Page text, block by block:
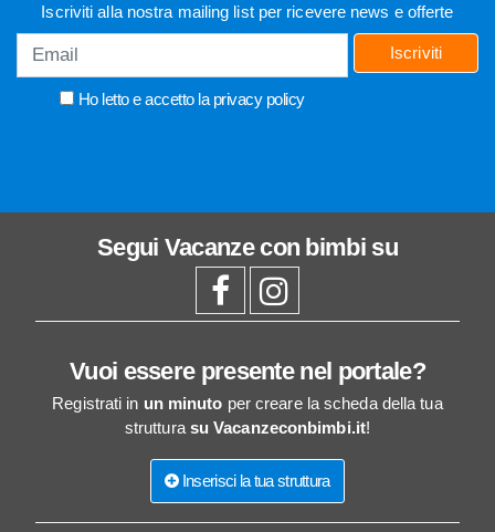
Iscriviti alla nostra mailing list per ricevere news e offerte
Ho letto e accetto la privacy policy
Iscriviti
Segui Vacanze con bimbi su
Vuoi essere presente nel portale?
Registrati in un minuto per creare la scheda della tua
struttura su Vacanzeconbimbi.it!
Inserisci la tua struttura